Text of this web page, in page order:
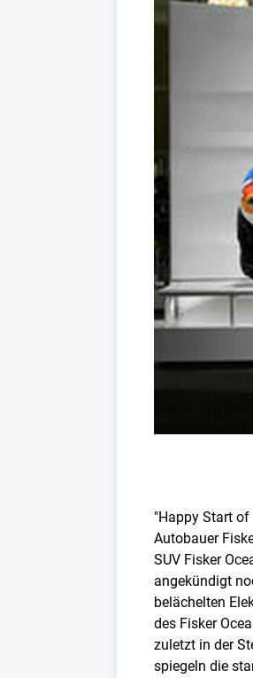
"Happy Start
Autobauer
SUV Fisker
angekündigt
belächelten
des Fisker
zuletzt in der
spiegeln die